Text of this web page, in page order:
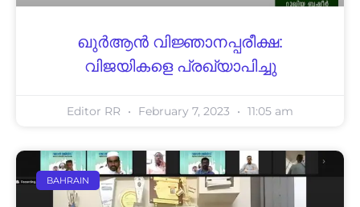
ഖുർആൻ വിജ്ഞാനപ്പരീക്ഷ:
വിജയികളെ പ്രഖ്യാപിച്ചു
Editor RR February 7, 2023 11:05 am
BAHRAIN